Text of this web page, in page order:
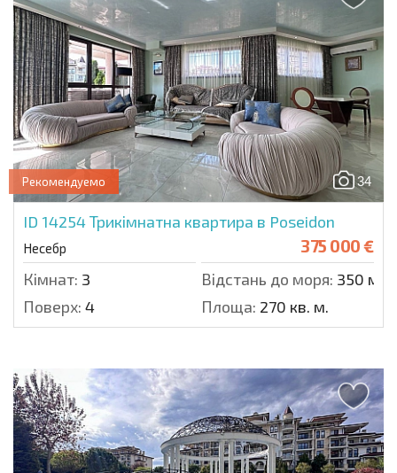
34
Рекомендуемо
ID 14254Трикімнатна квартира в Poseidon
Несебр 375 000 €
Кімнат: 3 Відстань до моря: 350 м.
Поверх: 4 Площа: 270 кв. м.